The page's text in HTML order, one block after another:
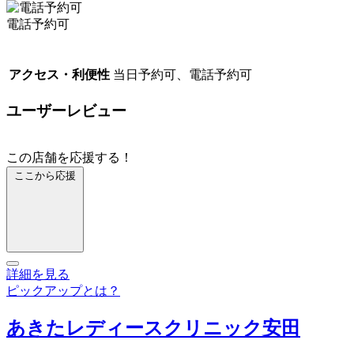
電話予約可
アクセス・利便性 当日予約可、電話予約可
ユーザーレビュー
この店舗を応援する！
ここから応援
詳細を見る
ピックアップとは？
あきたレディースクリニック安田